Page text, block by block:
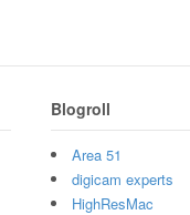
Blogroll
Area 51
digicam experts
HighResMac